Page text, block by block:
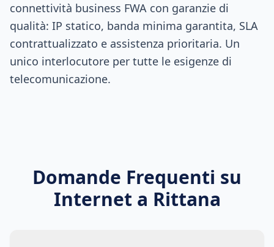
connettività business FWA con garanzie di
qualità: IP statico, banda minima garantita, SLA
contrattualizzato e assistenza prioritaria. Un
unico interlocutore per tutte le esigenze di
telecomunicazione.
Domande Frequenti su
Internet a Rittana